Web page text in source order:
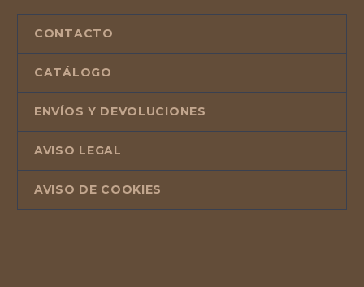
CONTACTO
CATÁLOGO
ENVÍOS Y DEVOLUCIONES
AVISO LEGAL
AVISO DE COOKIES